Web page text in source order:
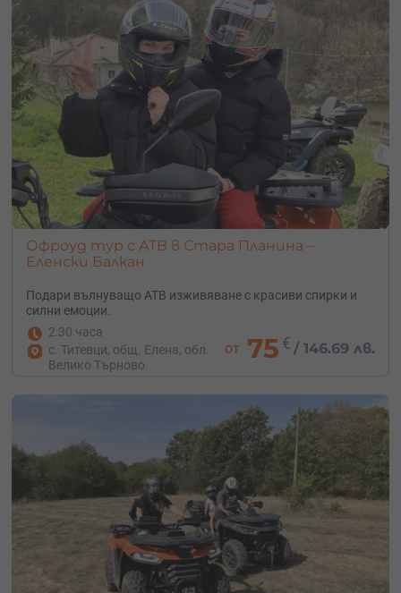
Офроуд тур с АТВ в Стара Планина –
Еленски Балкан
Подари вълнуващо АТВ изживяване с красиви спирки и
силни емоции.
2:30 часа
с. Титевци, общ. Елена, обл.
Велико Търново
от 75 € /146.69 лв.